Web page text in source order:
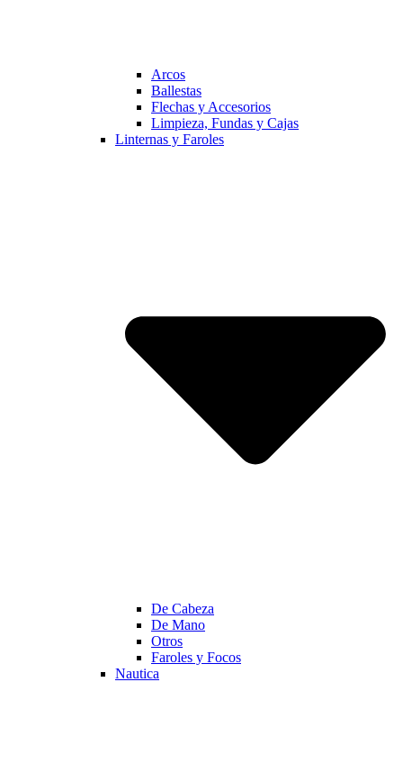
Arcos
Ballestas
Flechas y Accesorios
Limpieza, Fundas y Cajas
Linternas y Faroles
De Cabeza
De Mano
Otros
Faroles y Focos
Nautica